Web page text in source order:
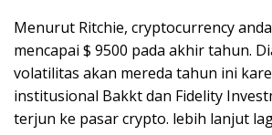
Menurut Ritchie, cryptocurrency
mencapai $ 9500 pada akhir tahun.
volatilitas akan mereda tahun ini
institusional Bakkt dan Fidelity
terjun ke pasar crypto. lebih lanjut